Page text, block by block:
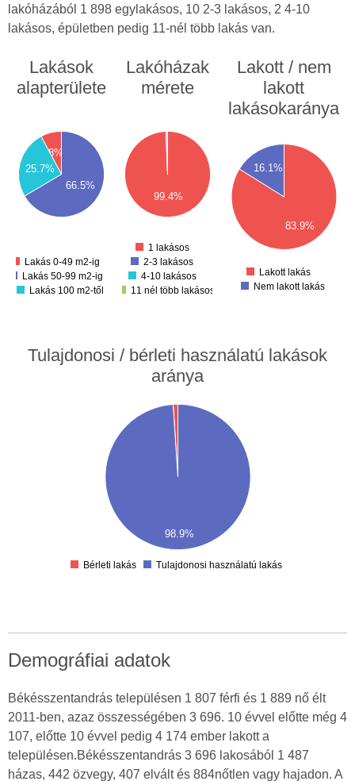
lakóházából 1 898 egylakásos, 10 2-3 lakásos, 2 4-10
lakásos, épületben pedig 11-nél több lakás van.
Lakások
alapterülete
8%
66.5%
25.7%
Lakás 0-49 m2-ig
Lakás 50-99 m2-ig
Lakás 100 m2-től
Lakóházak
mérete
99.4%
800
1000
1200
1400
1 lakásos
2-3 lakásos
4-10 lakásos
11 nél több lakásos
Lakott / nem
lakott
lakásokaránya
83.9%
16.1%
1000
1200
1400
Lakott lakás
Nem lakott lakás
Tulajdonosi / bérleti használatú lakások
aránya
98.9%
Bérleti lakás Tulajdonosi használatú lakás
Demográfiai adatok
Békésszentandrás településen 1 807 férfi és 1 889 nő élt
2011-ben, azaz összességében 3 696. 10 évvel előtte még 4
107, előtte 10 évvel pedig 4 174 ember lakott a
településen.Békésszentandrás 3 696 lakosából 1 487
házas, 442 özvegy, 407 elvált és 884nőtlen vagy hajadon. A